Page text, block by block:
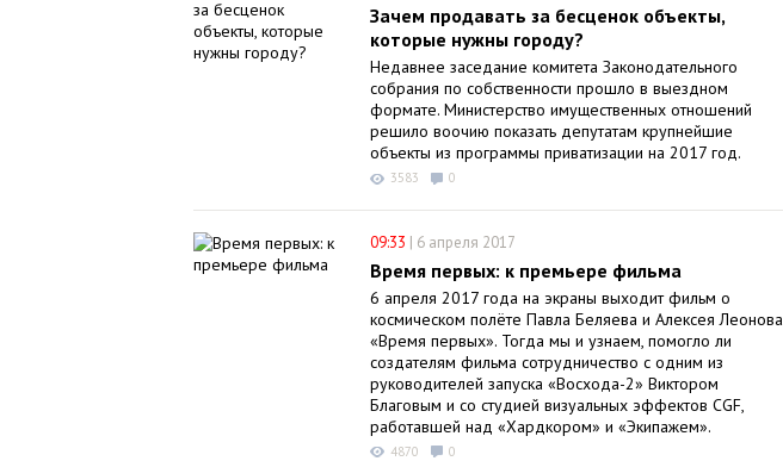
Зачем продавать за бесценок объекты,
которые нужны городу?
Недавнее заседание комитета Законодательного
собрания по собственности прошло в выездном
формате. Министерство имущественных отношений
решило воочию показать депутатам крупнейшие
объекты из программы приватизации на 2017 год.
3583 0
09:33 | 6 апреля 2017
Время первых: к премьере фильма
6 апреля 2017 года на экраны выходит фильм о
космическом полёте Павла Беляева и Алексея Леонова
«Время первых». Тогда мы и узнаем, помогло ли
создателям фильма сотрудничество с одним из
руководителей запуска «Восхода-2» Виктором
Благовым и со студией визуальных эффектов CGF,
работавшей над «Хардкором» и «Экипажем».
4870 0